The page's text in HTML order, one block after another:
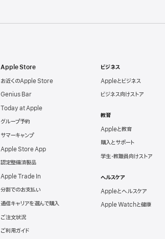
Apple Store
お近くのApple Store
Genius Bar
Today at Apple
グループ予約
サマーキャンプ
Apple Store App
認定整備済製品
Apple Trade In
分割でのお支払い
通信キャリアを選んで購入
ご注文状況
ご利用ガイド
ビジネス
Appleとビジネス
ビジネス向けストア
教育
Appleと教育
購入とサポート
学生・教職員向けストア
ヘルスケア
Appleとヘルスケア
Apple Watchと健康